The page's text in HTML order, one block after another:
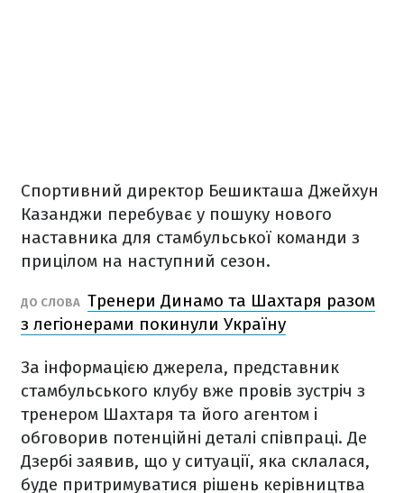
Спортивний директор Бешикташа Джейхун
Казанджи перебуває у пошуку нового
наставника для стамбульської команди з
прицілом на наступний сезон.
ДО СЛОВА Тренери Динамо та Шахтаря разом
з легіонерами покинули Україну
За інформацією джерела, представник
стамбульського клубу вже провів зустріч з
тренером Шахтаря та його агентом і
обговорив потенційні деталі співпраці. Де
Дзербі заявив, що у ситуації, яка склалася,
буде притримуватися рішень керівництва